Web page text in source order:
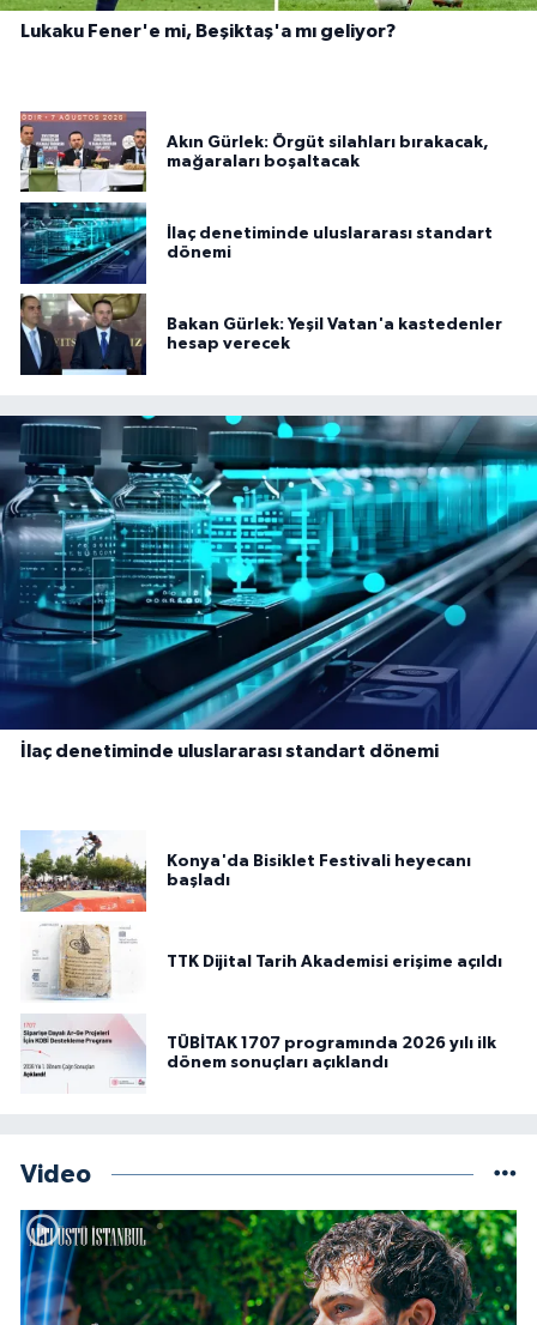
Lukaku Fener'e mi, Beşiktaş'a mı geliyor?
Akın Gürlek: Örgüt silahları bırakacak,
mağaraları boşaltacak
İlaç denetiminde uluslararası standart
dönemi
Bakan Gürlek: Yeşil Vatan'a kastedenler
hesap verecek
İlaç denetiminde uluslararası standart dönemi
Konya'da Bisiklet Festivali heyecanı
başladı
TTK Dijital Tarih Akademisi erişime açıldı
TÜBİTAK 1707 programında 2026 yılı ilk
dönem sonuçları açıklandı
Video